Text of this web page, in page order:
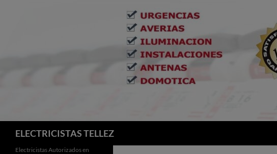
ELECTRICISTAS TELLEZ
Electricistas Autorizados en